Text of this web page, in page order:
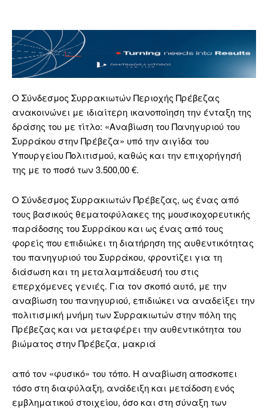
Ο Σύνδεσμος Συρρακιωτών Περιοχής Πρέβεζας
ανακοινώνει με ιδιαίτερη ικανοποίηση την ένταξη της
δράσης του με τίτλο: «Αναβίωση του Πανηγυριού του
Συρράκου στην Πρέβεζα» υπό την αιγίδα του
Υπουργείου Πολιτισμού, καθώς και την επιχορήγησή
της με το ποσό των 3.500,00 €.
Ο Σύνδεσμος Συρρακιωτών Πρέβεζας, ως ένας από
τους βασικούς θεματοφύλακες της μουσικοχορευτικής
παράδοσης του Συρράκου και ως ένας από τους
φορείς που επιδιώκει τη διατήρηση της αυθεντικότητας
του πανηγυριού του Συρράκου, φροντίζει για τη
διάσωση και τη μεταλαμπάδευσή του στις
επερχόμενες γενιές. Για τον σκοπό αυτό, με την
αναβίωση του πανηγυριού, επιδιώκει να αναδείξει την
πολιτισμική μνήμη των Συρρακιωτών στην πόλη της
Πρέβεζας και να μεταφέρει την αυθεντικότητα του
βιώματος στην Πρέβεζα, μακριά
από τον «φυσικό» του τόπο. Η αναβίωση αποσκοπει
τόσο στη διαφύλαξη, ανάδειξη και μετάδοση ενός
εμβληματικού στοιχείου, όσο και στη σύναξη των